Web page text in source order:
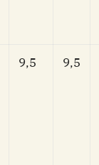
9,5 9,5